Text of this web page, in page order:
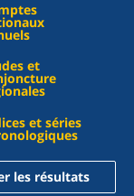
et
et séries
les résultats